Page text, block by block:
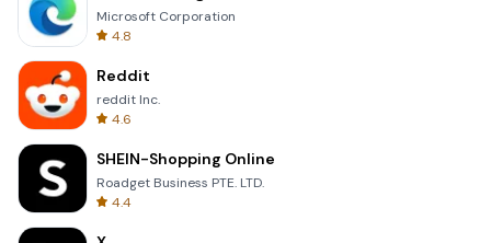
Microsoft Corporation
4.8
Reddit
reddit Inc.
4.6
SHEIN-Shopping Online
Roadget Business PTE. LTD.
4.4